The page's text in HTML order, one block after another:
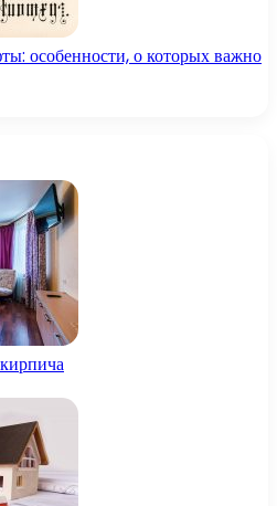
особенности, о которых важно